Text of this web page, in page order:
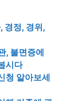
경정, 경위,
, 불면증에
시다
청 알아보세